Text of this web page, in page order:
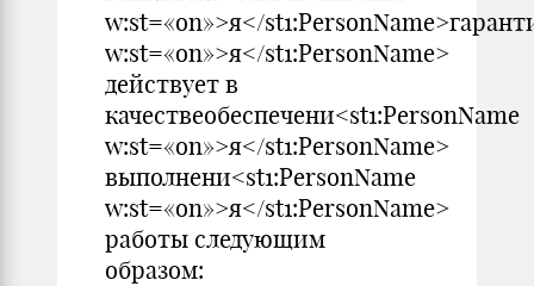
w:st=«on»>я</
w:st=«on»>я</st1:PersonName>
действует в
качествеобеспечени<st1:PersonName
w:st=«on»>я</st1:PersonName>
выполнени<st1:PersonName
w:st=«on»>я</st1:PersonName>
работы следующим
образом: